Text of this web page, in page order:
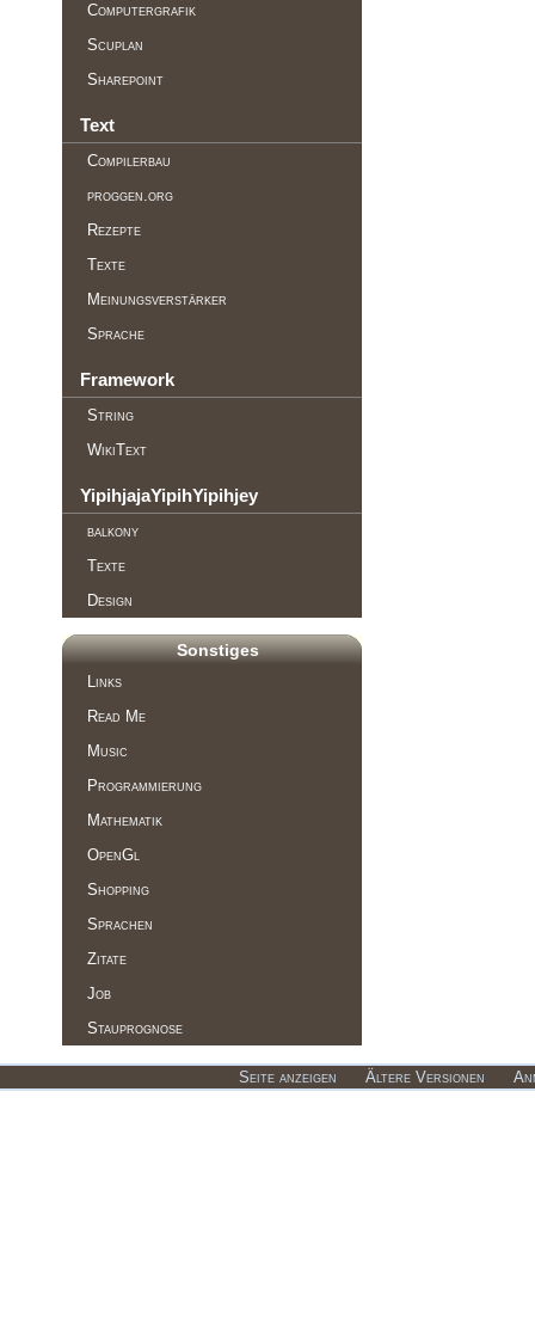
Computergrafik
Scuplan
Sharepoint
Text
Compilerbau
proggen.org
Rezepte
Texte
Meinungsverstärker
Sprache
Framework
String
WikiText
YipihjajaYipihYipihjey
balkony
Texte
Design
Sonstiges
Links
Read Me
Music
Programmierung
Mathematik
OpenGl
Shopping
Sprachen
Zitate
Job
Stauprognose
Seite anzeigen Ältere Versionen